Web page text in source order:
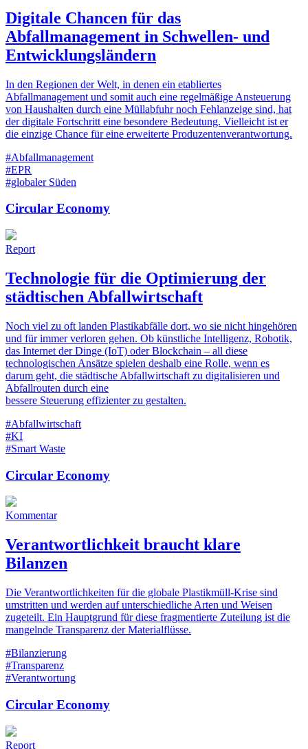
Digitale Chancen für das
Abfallmanagement in Schwellen- und
Entwicklungsländern
In den Regionen der Welt, in denen ein etabliertes
Abfallmanagement und somit auch eine regelmäßige Ansteuerung
von Haushalten durch eine Müllabfuhr noch Fehlanzeige sind, hat
der digitale Fortschritt eine besondere Bedeutung. Vielleicht ist er
die einzige Chance für eine erweiterte Produzentenverantwortung.
#Abfallmanagement
#EPR
#globaler Süden
Circular Economy
Report
Technologie für die Optimierung der
städtischen Abfallwirtschaft
Noch viel zu oft landen Plastikabfälle dort, wo sie nicht hingehören
und für immer verloren gehen. Ob künstliche Intelligenz, Robotik,
das Internet der Dinge (IoT) oder Blockchain – all diese
technologischen Ansätze spielen deshalb eine Rolle, wenn es
darum geht, die städtische Abfallwirtschaft zu digitalisieren und
Abfallrouten durch eine
bessere Steuerung effizienter zu gestalten.
#Abfallwirtschaft
#KI
#Smart Waste
Circular Economy
Kommentar
Verantwortlichkeit braucht klare
Bilanzen
Die Verantwortlichkeiten für die globale Plastikmüll-Krise sind
umstritten und werden auf unterschiedliche Arten und Weisen
zugeteilt. Ein Hauptgrund für diese fragmentierte Zuteilung ist die
mangelnde Transparenz der Materialflüsse.
#Bilanzierung
#Transparenz
#Verantwortung
Circular Economy
Report